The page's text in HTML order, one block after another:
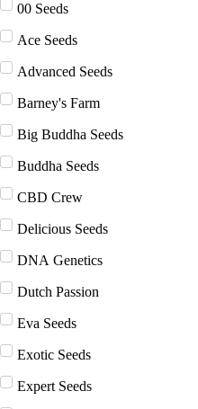
00 Seeds
Ace Seeds
Advanced Seeds
Barney's Farm
Big Buddha Seeds
Buddha Seeds
CBD Crew
Delicious Seeds
DNA Genetics
Dutch Passion
Eva Seeds
Exotic Seeds
Expert Seeds